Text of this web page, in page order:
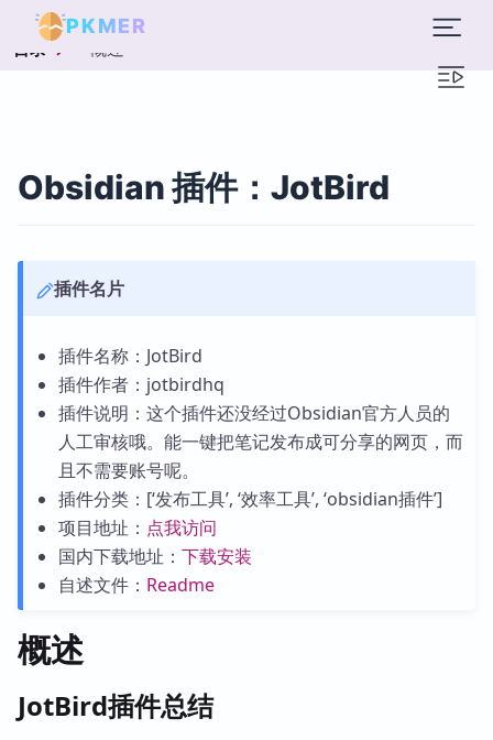
PKMER
目录 概述
Obsidian 插件：JotBird
插件名片
插件名称：JotBird
插件作者：jotbirdhq
插件说明：这个插件还没经过Obsidian官方人员的
人工审核哦。能一键把笔记发布成可分享的网页，而
且不需要账号呢。
插件分类：[‘发布工具’, ‘效率工具’, ‘obsidian插件’]
项目地址： 点我访问
国内下载地址： 下载安装
自述文件： Readme
概述
JotBird插件总结